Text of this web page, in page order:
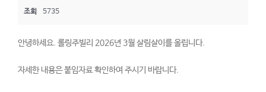
조회 5735
안녕하세요. 롤링주빌리 2026년 3월 살림살이를 올립니다.
자세한 내용은 붙임자료 확인하여 주시기 바랍니다.